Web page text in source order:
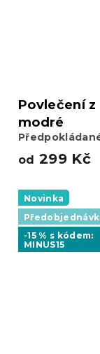
Povlečení z
modré
od 299 Kč
Novinka
-15 % s kódem:
MINUS15